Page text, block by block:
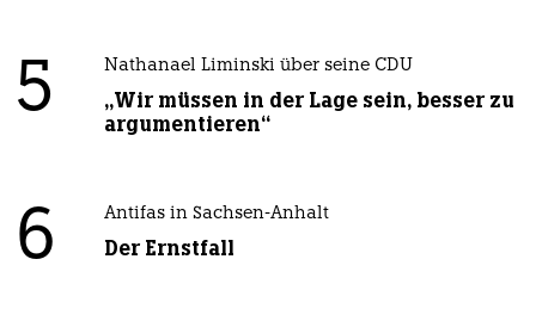
5 Nathanael Liminski über seine CDU
„Wir müssen in der Lage sein, besser zu
argumentieren“
6 Antifas in Sachsen-Anhalt
Der Ernstfall